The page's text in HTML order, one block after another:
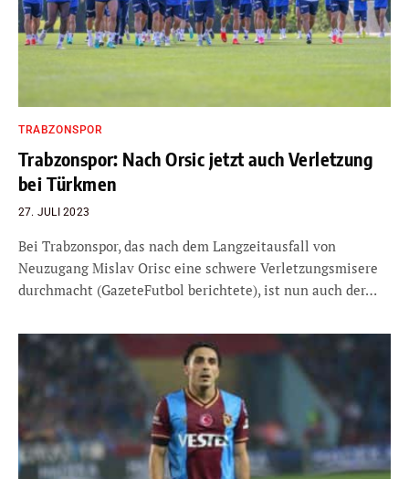
TRABZONSPOR
Trabzonspor: Nach Orsic jetzt auch Verletzung
bei Türkmen
27. JULI 2023
Bei Trabzonspor, das nach dem Langzeitausfall von
Neuzugang Mislav Orisc eine schwere Verletzungsmisere
durchmacht (GazeteFutbol berichtete), ist nun auch der…